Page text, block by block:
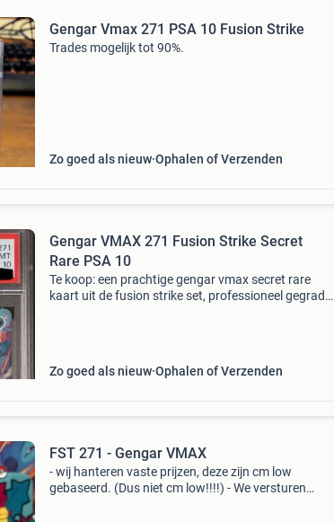
Gengar Vmax 271 PSA 10 Fusion Strike
Trades mogelijk tot 90%.
Zo goed als nieuw Ophalen of Verzenden
Gengar VMAX 271 Fusion Strike Secret
Rare PSA 10
Te koop: een prachtige gengar vmax secret rare
kaart uit de fusion strike set, professioneel gegrade
Zo goed als nieuw Ophalen of Verzenden
FST 271 - Gengar VMAX
- wij hanteren vaste prijzen, deze zijn cm low
gebaseerd. (Dus niet cm low!!!!) - We versturen